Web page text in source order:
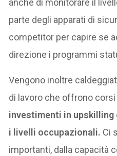
anche di monitorare il
parte degli apparati di
competitor per capire se
direzione i programmi
Vengono inoltre
di lavoro che offrono
investimenti in upskilling
i livelli occupazionali. Ci
importanti, dalla capacità